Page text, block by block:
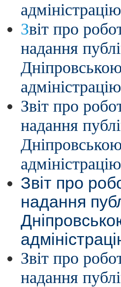
Звіт про
надання
Звіт про
надання
Звіт про
надання
Звіт про
надання